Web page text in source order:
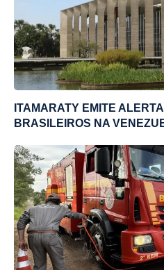
ITAMARATY EMITE
BRASILEIROS NA